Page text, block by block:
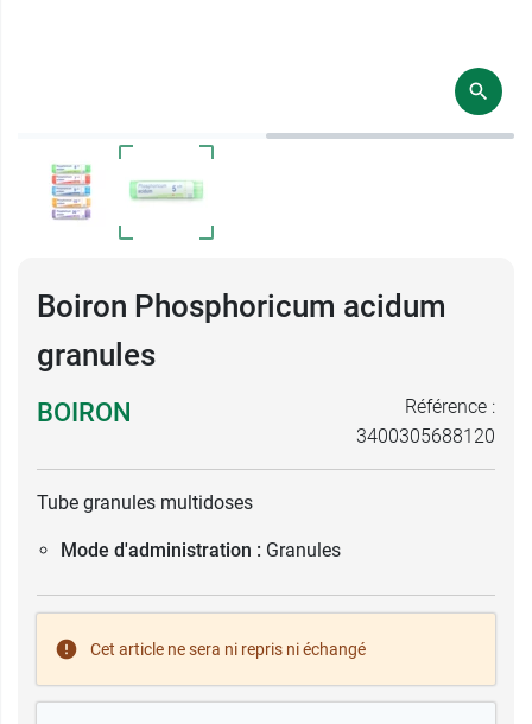
Boiron Phosphoricum acidum
granules
BOIRON
Référence :
3400305688120
Tube granules multidoses
Mode d'administration : Granules
Cet article ne sera ni repris ni échangé